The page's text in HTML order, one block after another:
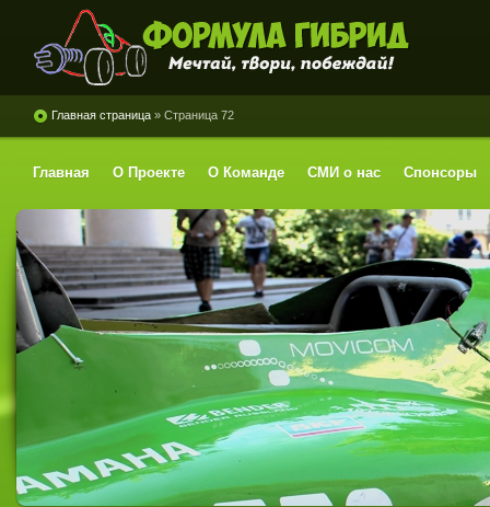
Формула Гибрид
Главная страница » Страница 72
Главная О Проекте О Команде СМИ о нас Спонсоры